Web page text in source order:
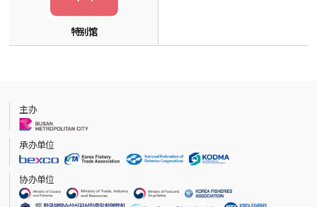
特别馆
主办
承办单位
协办单位